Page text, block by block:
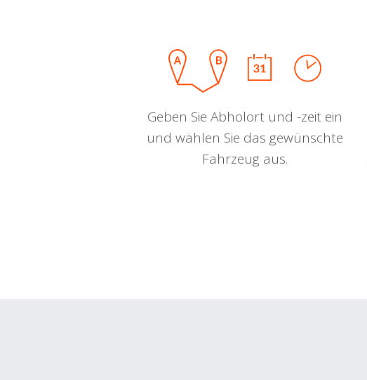
Geben Sie Abholort und -zeit ein
und wählen Sie das gewünschte
Fahrzeug aus.